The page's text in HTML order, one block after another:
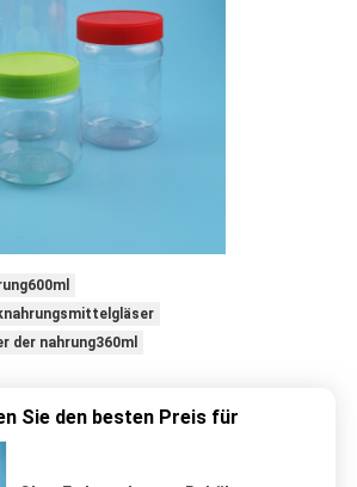
der nahrung360ml
Sie den besten Preis für